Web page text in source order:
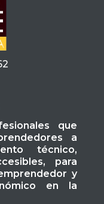
que
a
técnico,
para
y
en la